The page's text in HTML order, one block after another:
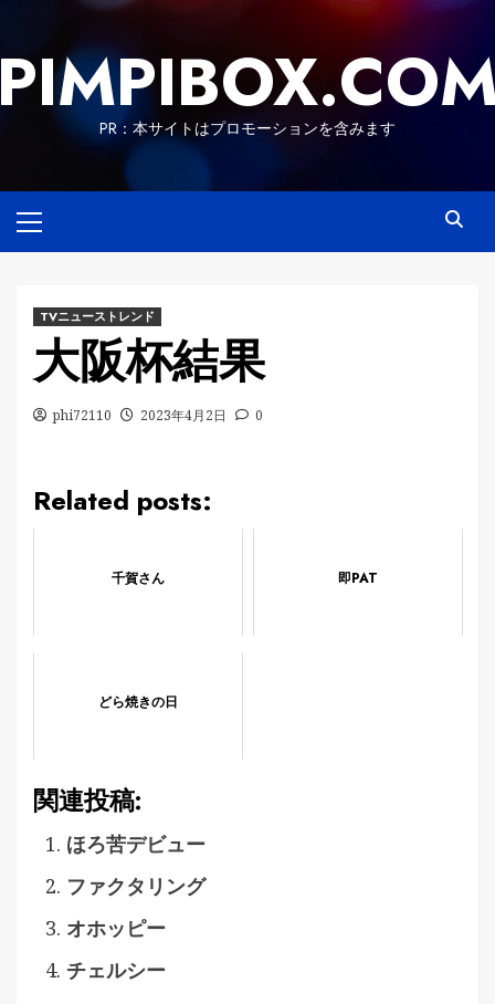
content
PR：本サイトはプロモーションを含みます
Menu
TVニューストレンド
大阪杯結果
phi72110 2023年4月2日 0
Related posts:
千賀さん 即PAT
どら焼きの日
関連投稿:
ほろ苦デビュー
ファクタリング
オホッピー
チェルシー